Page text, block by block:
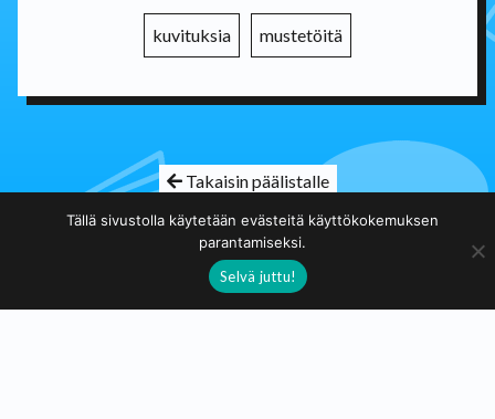
kuvituksia mustetöitä
Takaisin päälistalle
Taidekuja.fi
Tällä sivustolla käytetään evästeitä käyttökokemuksen
parantamiseksi.
Selvä juttu!